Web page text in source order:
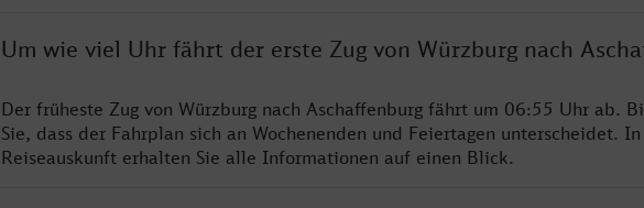
Um wie viel Uhr fährt der erste Zug von Würzburg nach
Der früheste Zug von Würzburg nach Aschaffenburg fährt um 06:55 Uhr ab.
Sie, dass der Fahrplan sich an Wochenenden und Feiertagen unterscheidet.
Reiseauskunft erhalten Sie alle Informationen auf einen Blick.